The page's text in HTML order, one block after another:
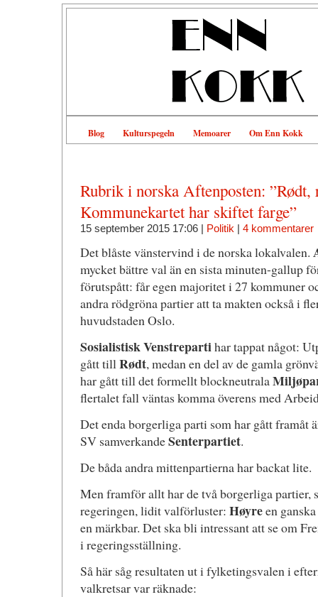
Blog Kulturspegeln Memoarer Om Enn Kokk
Rubrik i norska Aftenposten:
Kommunekartet har skiftet farge”
15 september 2015 17:06 | Politik | 4 kommentarer
Det blåste vänstervind i de norska lokalvalen.
mycket bättre val än en sista minuten-gallup
förutspått: får egen majoritet i 27 kommuner
andra rödgröna partier att ta makten också i
huvudstaden Oslo.
Sosialistisk Venstrepartihar tappat något:
gått tillRødt, medan en del av de gamla
har gått till det formellt blockneutrala
flertalet fall väntas komma överens med
Det enda borgerliga parti som har gått framåt
SV samverkandeSenterpartiet.
De båda andra mittenpartierna har backat lite.
Men framför allt har de två borgerliga partier,
regeringen, lidit valförluster: Høyreen
en märkbar. Det ska bli intressant att se om
i regeringsställning.
Så här såg resultaten ut i fylketingsvalen i
valkretsar var räknade: